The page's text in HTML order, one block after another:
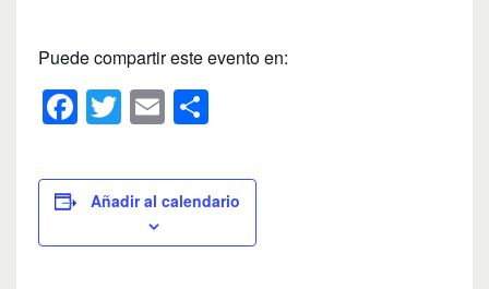
Puede compartir este evento en:
F
a
c
e
b
T
wi
tt
er
E
m
ailm
p
ar
Añadir al calendario